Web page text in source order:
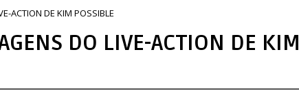
ACTION DE KIM POSSIBLE
DO LIVE-ACTION DE KIM